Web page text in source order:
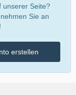
unserer Seite?
Sie an
erstellen